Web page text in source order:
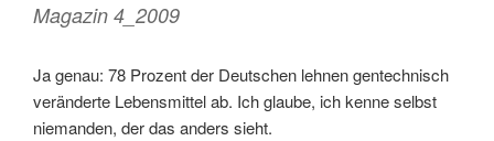
Magazin 4_2009
Ja genau: 78 Prozent der Deutschen lehnen gentechnisch
veränderte Lebensmittel ab. Ich glaube, ich kenne selbst
niemanden, der das anders sieht.